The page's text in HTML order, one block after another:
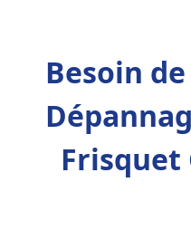
Besoin
Frisquet